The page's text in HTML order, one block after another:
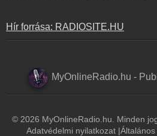
Hír forrása: RADIOSITE.HU
MyOnlineRadio.hu -
© 2026 MyOnlineRadio.hu. Minden
Adatvédelmi nyilatkozat |